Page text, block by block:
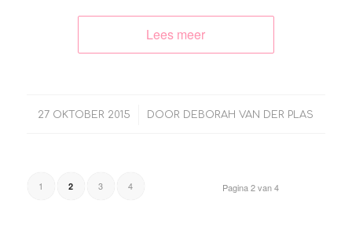
Lees meer
27 OKTOBER 2015
/ DOOR DEBORAH VAN DER PLAS
Pagina 2 van 4
1 2 3 4